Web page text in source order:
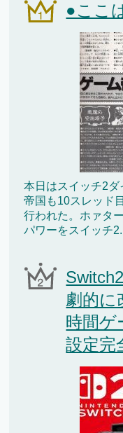
●ここ
本日はスイッチ2
帝国も10スレッド
行われた。ホァタ
パワーをスイッチ
劇的に
時間ゲ
設定完